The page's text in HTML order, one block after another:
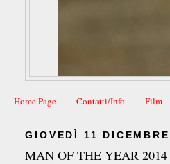
Home Page Contatti/Info Film
GIOVEDÌ 11
MAN OF THE YEAR